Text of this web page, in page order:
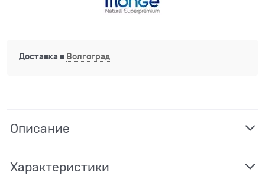
Доставка в Волгоград
Описание
Характеристики